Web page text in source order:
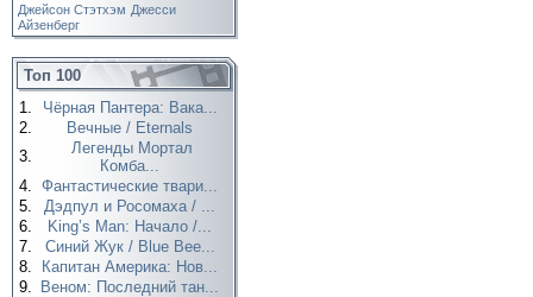
Джейсон Стэтхэм Джесси
Айзенберг
Топ 100
1.
Чёрная Пантера: Вака...
2.
Вечные / Eternals
3.
Легенды Мортал
Комба...
4. Фантастические твари...
5.
Дэдпул и Росомаха / ...
6.
King’s Man: Начало /...
7.
Синий Жук / Blue Bee...
8.
Капитан Америка: Нов...
9.
Веном: Последний тан...